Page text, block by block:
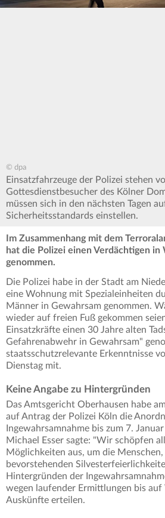
© dpa
Einsatzfahrzeuge der Polizei stehen
Gottesdienstbesucher des Kölner
müssen sich in den nächsten Tagen
Sicherheitsstandards einstellen.
Im Zusammenhang mit dem
hat die Polizei einen Verdächtigen in
genommen.
Die Polizei habe in der Stadt am
eine Wohnung mit Spezialeinheiten
Männer in Gewahrsam genommen.
wieder auf freien Fuß gekommen
Einsatzkräfte einen 30 Jahre alten
Gefahrenabwehr in Gewahrsam"
staatsschutzrelevante Erkenntnisse
Dienstag mit.
Keine Angabe zu Hintergründen
Das Amtsgericht Oberhausen habe
auf Antrag der Polizei Köln die
Ingewahrsamnahme bis zum 7.
Michael Esser sagte: "Wir schöpfen
Möglichkeiten aus, um die
bevorstehenden
Hintergründen der
wegen laufender Ermittlungen bis auf
Auskünfte erteilen.